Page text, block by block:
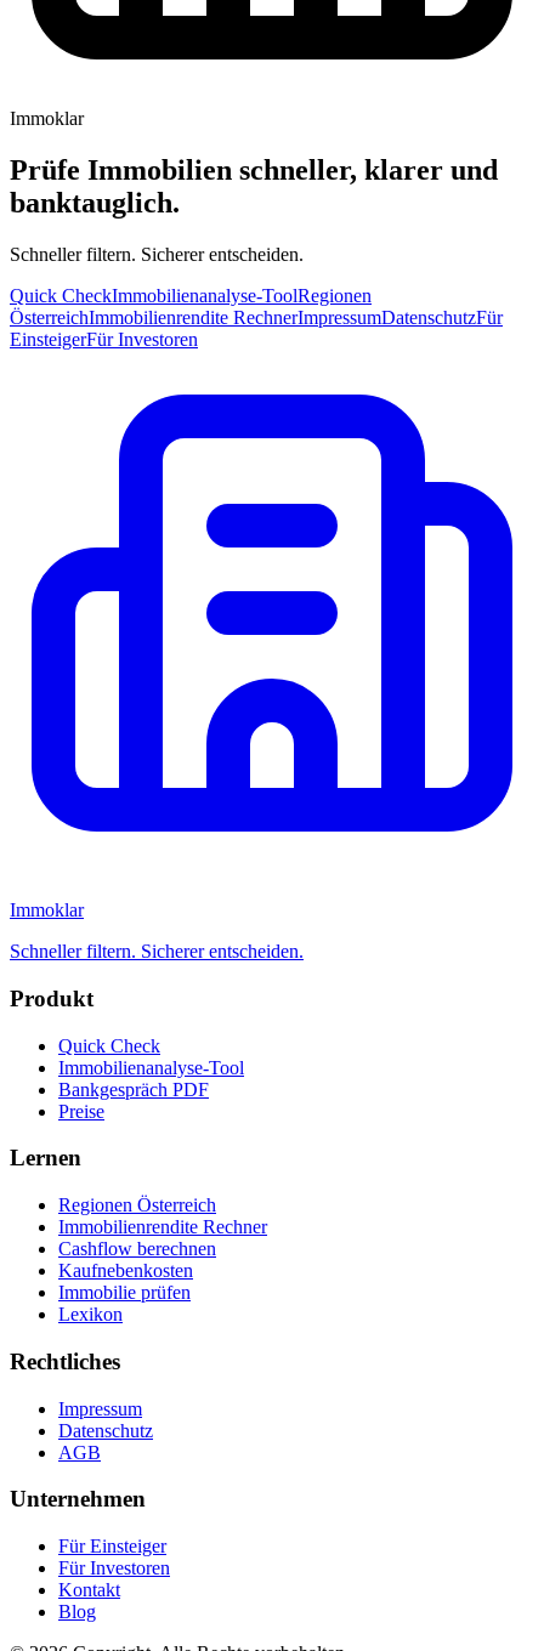
Immoklar
Prüfe Immobilien schneller, klarer und
banktauglich.
Schneller filtern. Sicherer entscheiden.
Quick CheckImmobilienanalyse-ToolRegionen
ÖsterreichImmobilienrendite RechnerImpressumDatenschutzFür
EinsteigerFür Investoren
Immoklar
Schneller filtern. Sicherer entscheiden.
Produkt
Quick Check
Immobilienanalyse-Tool
Bankgespräch PDF
Preise
Lernen
Regionen Österreich
Immobilienrendite Rechner
Cashflow berechnen
Kaufnebenkosten
Immobilie prüfen
Lexikon
Rechtliches
Impressum
Datenschutz
AGB
Unternehmen
Für Einsteiger
Für Investoren
Kontakt
Blog